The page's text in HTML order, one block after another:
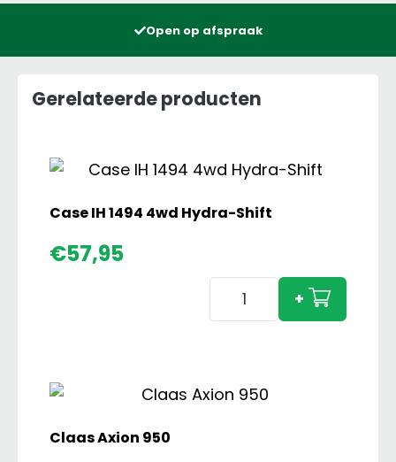
Open op afspraak
Gerelateerde producten
Case IH 1494 4wd Hydra-Shift
€57,95
Case
Hydra-
Shift
+
Claas Axion 950